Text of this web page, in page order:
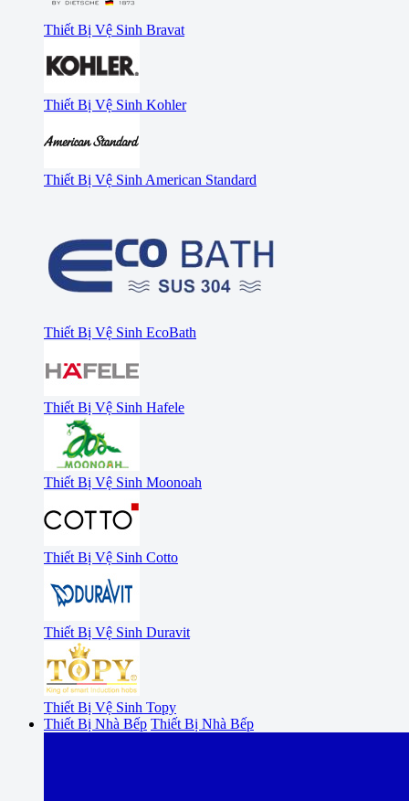
Thiết Bị Vệ Sinh Bravat
Thiết Bị Vệ Sinh Kohler
Thiết Bị Vệ Sinh American Standard
Thiết Bị Vệ Sinh EcoBath
Thiết Bị Vệ Sinh Hafele
Thiết Bị Vệ Sinh Moonoah
Thiết Bị Vệ Sinh Cotto
Thiết Bị Vệ Sinh Duravit
Thiết Bị Vệ Sinh Topy
Thiết Bị Nhà Bếp Thiết Bị Nhà Bếp